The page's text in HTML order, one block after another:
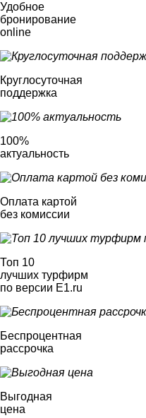
Удобное
бронирование
online
Круглосуточная
поддержка
100%
актуальность
Оплата картой
без комиссии
Топ 10
лучших турфирм
по версии E1.ru
Беспроцентная
рассрочка
Выгодная
цена